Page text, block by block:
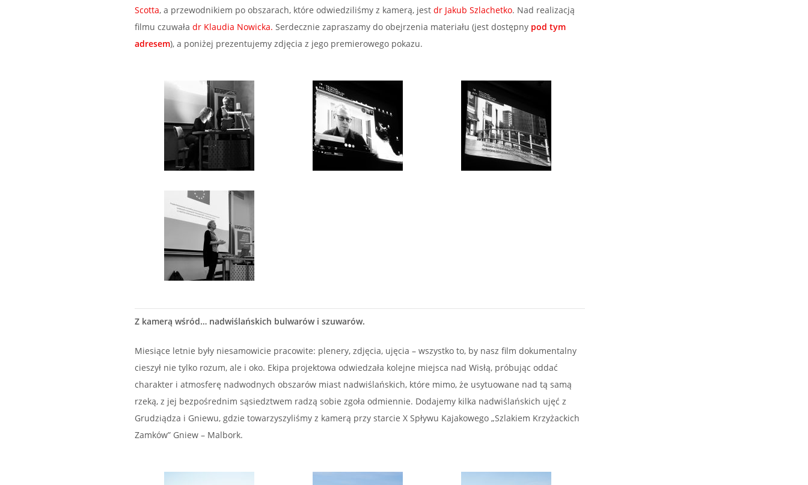
Scotta, a przewodnikiem po obszarach, które odwiedziliśmy z kamerą, jest dr Jakub Szlachetko. Nad realizacją
filmu czuwała dr Klaudia Nowicka. Serdecznie zapraszamy do obejrzenia materiału (jest dostępny pod tym
adresem), a poniżej prezentujemy zdjęcia z jego premierowego pokazu.
Z kamerą wśród… nadwiślańskich bulwarów i szuwarów.
Miesiące letnie były niesamowicie pracowite: plenery, zdjęcia, ujęcia – wszystko to, by nasz film dokumentalny
cieszył nie tylko rozum, ale i oko. Ekipa projektowa odwiedzała kolejne miejsca nad Wisłą, próbując oddać
charakter i atmosferę nadwodnych obszarów miast nadwiślańskich, które mimo, że usytuowane nad tą samą
rzeką, z jej bezpośrednim sąsiedztwem radzą sobie zgoła odmiennie. Dodajemy kilka nadwiślańskich ujęć z
Grudziądza i Gniewu, gdzie towarzyszyliśmy z kamerą przy starcie X Spływu Kajakowego „Szlakiem Krzyżackich
Zamków” Gniew – Malbork.